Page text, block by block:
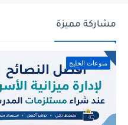
مشاركة مميزة
منوعات الخليج